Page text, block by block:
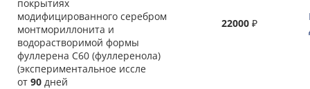
покрытиях
модифицированного серебром
монтмориллонита и
водорастворимой формы
фуллерена С60 (фуллеренола)
(экспериментальное иссле
от 90 дней
22000 ₽